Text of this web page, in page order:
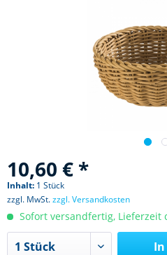
10,60 € *
Inhalt: 1 Stück
zzgl. MwSt.zzgl. Versandkosten
Sofort versandfertig, Lieferzeit